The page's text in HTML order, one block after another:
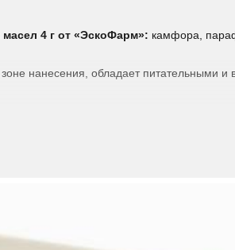
4 г от «ЭскоФарм»: камфора,
нанесения, обладает питательными и